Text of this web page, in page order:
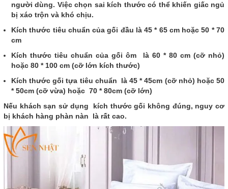
người dùng. Việc chọn sai kích thước có thể khiến giấc ngủ
bị xáo trộn và khó chịu.
Kích thước tiêu chuẩn của gối đầu là 45 * 65 cm hoặc 50 * 70
cm
Kích thước tiêu chuẩn của gối ôm là 60 * 80 cm (cỡ nhỏ)
hoặc 80 * 100 cm (cỡ lớn kích thước)
Kích thước gối tựa tiêu chuẩn là 45 * 45cm (cỡ nhỏ) hoặc 50
* 50cm (cỡ vừa) hoặc 70 * 80cm (cỡ lớn)
Nếu khách sạn sử dụng kích thước gối không đúng, nguy cơ
bị khách hàng phàn nàn là rất cao.